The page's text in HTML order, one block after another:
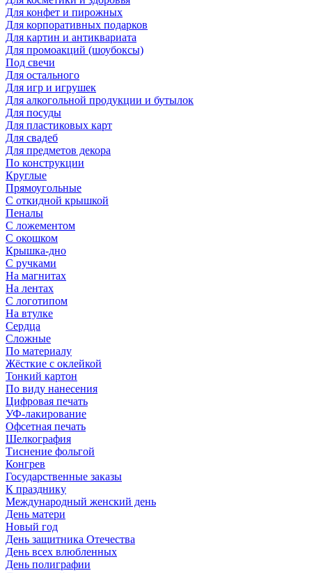
Для конфет и пирожных
Для корпоративных подарков
Для картин и антиквариата
Для промоакций (шоубоксы)
Под свечи
Для остального
Для игр и игрушек
Для алкогольной продукции и бутылок
Для посуды
Для пластиковых карт
Для свадеб
Для предметов декора
По конструкции
Круглые
Прямоугольные
С откидной крышкой
Пеналы
С ложементом
С окошком
Крышка-дно
С ручками
На магнитах
На лентах
С логотипом
На втулке
Сердца
Сложные
По материалу
Жёсткие с оклейкой
Тонкий картон
По виду нанесения
Цифровая печать
УФ-лакирование
Офсетная печать
Шелкография
Тиснение фольгой
Конгрев
Государственные заказы
К празднику
Международный женский день
День матери
Новый год
День защитника Отечества
День всех влюбленных
День полиграфии